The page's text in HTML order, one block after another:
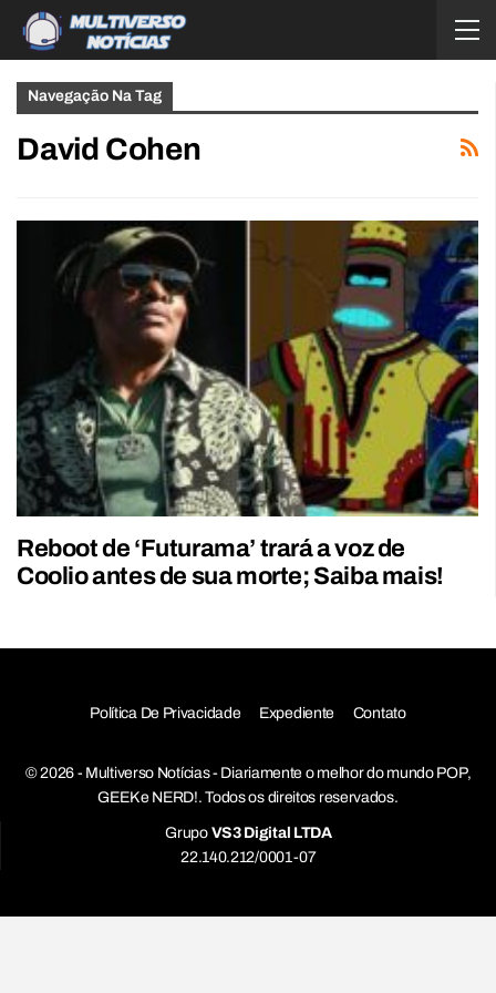
Navegação Na Tag
David Cohen
Reboot de ‘Futurama’ trará a voz de
Coolio antes de sua morte; Saiba mais!
Política De Privacidade Expediente Contato
© 2026 - Multiverso Notícias - Diariamente o melhor do mundo POP,
GEEK e NERD!. Todos os direitos reservados.
Grupo VS3 Digital LTDA
22.140.212/0001-07